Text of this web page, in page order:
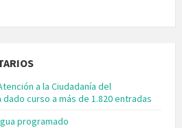
a la Ciudadanía del
curso a más de 1.820 entradas
programado